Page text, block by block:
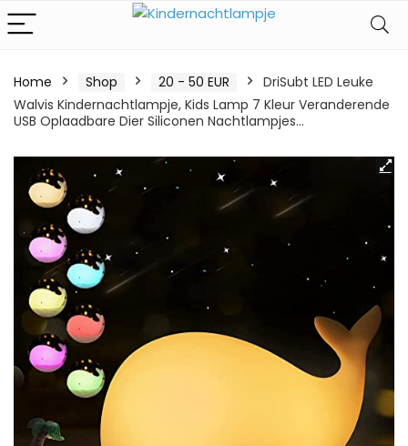
Home Shop 20 - 50 EUR
DriSubt LED Leuke
Walvis Kindernachtlampje, Kids Lamp 7 Kleur Veranderende
USB Oplaadbare Dier Siliconen Nachtlampjes…